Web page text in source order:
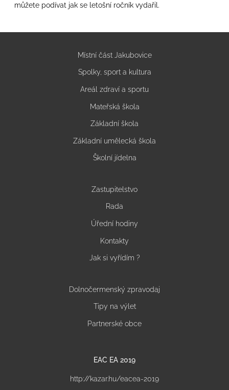
můžete podívat jak se letošní ročník vydařil.
Místní část Jakubovice
Spolky, sport a kultura
Areál zdraví a sportu
Mateřská škola
Základní škola
Základní umělecká škola
Školní jídelna
Zastupitelstvo
Rada
Úřední hodiny
Kontakty
Jak si vyřídím ?
Dolnočermenský zpravodaj
Tipy na výlet
Partnerské obce
EAC EA 2019
http://kazar.hu/eacea-2019